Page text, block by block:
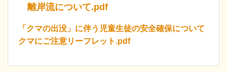
離岸流について.pdf
「クマの出没」に伴う児童生徒の安全確保について
クマにご注意リーフレット.pdf